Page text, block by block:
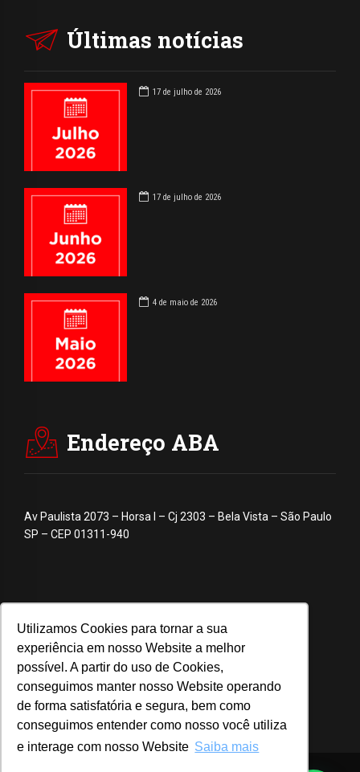
Utilizamos Cookies para tornar a sua
experiência em nosso Website a melhor
possível. A partir do uso de Cookies,
conseguimos manter nosso Website operando
de forma satisfatória e segura, bem como
conseguimos entender como nosso você utiliza
e interage com nosso Website Saiba mais
Últimas notícias
17 de julho de 2026
17 de julho de 2026
4 de maio de 2026
Endereço ABA
Av Paulista 2073 – Horsa I – Cj 2303 – Bela Vista – São Paulo
SP – CEP 01311-940